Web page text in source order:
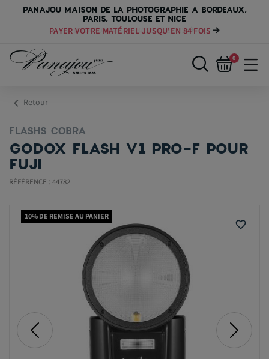
PANAJOU MAISON DE LA PHOTOGRAPHIE A BORDEAUX,
PARIS, TOULOUSE ET NICE
PAYER VOTRE MATÉRIEL JUSQU'EN 84 FOIS
0
chevron_left Retour
FLASHS COBRA
GODOX FLASH V1 PRO-F POUR
FUJI
RÉFÉRENCE : 44782
10% DE REMISE AU PANIER
favorite_border